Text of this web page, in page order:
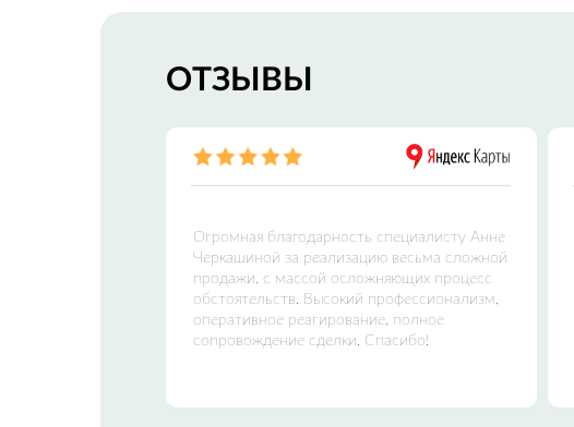
ОТЗЫВЫ
Огромная благодарность специалисту Анне
Черкашиной за реализацию весьма сложной
продажи, с массой осложняющих процесс
обстоятельств. Высокий профессионализм,
оперативное реагирование, полное
сопровождение сделки. Спасибо!